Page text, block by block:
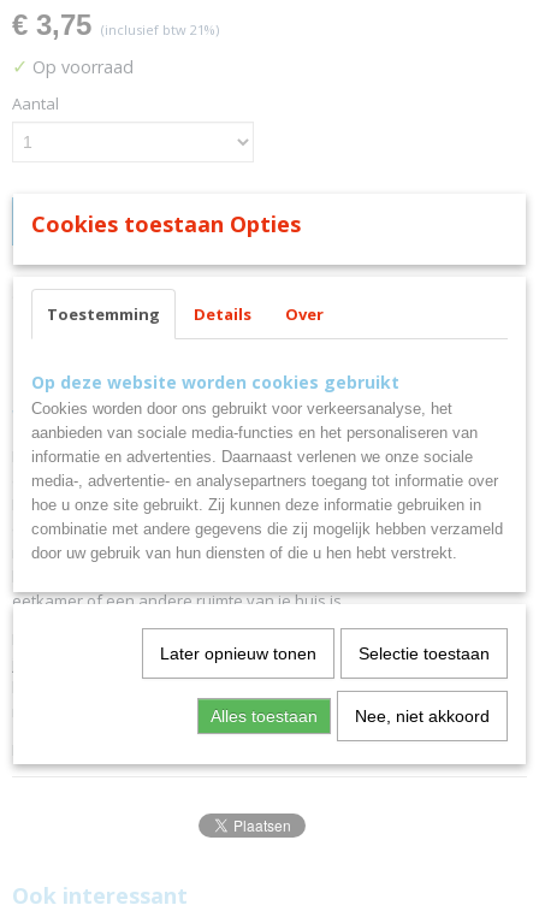
€ 3,75 (inclusief btw 21%)
✓ Op voorraad
Aantal
IN WINKELWAGEN
Omschrijving
veilig op te bergen Alsac 1134
Met een capaciteit voor 3 flessen kun je met dit flessenrek je favoriete
drankjes op een elegante manier organiseren en presenteren.
Dit flessenrek is gemaakt van hout en is niet alleen stevig en
duurzaam, maar geeft ook een natuurlijke en warme tint aan je
ruimte. Dankzij het compacte en functionele ontwerp kun je de
eetkamer of een andere ruimte van je huis is.
je bedrijf te promoten. Geniet van het gemak om je flessen binnen
handbereik te hebben en tegelijkertijd een decoratief tintje aan je
Ook interessant
Cookies toestaan Opties
Toestemming Details Over
Op deze website worden cookies gebruikt
Cookies worden door ons gebruikt voor verkeersanalyse, het
aanbieden van sociale media-functies en het personaliseren van
informatie en advertenties. Daarnaast verlenen we onze sociale
media-, advertentie- en analysepartners toegang tot informatie over
hoe u onze site gebruikt. Zij kunnen deze informatie gebruiken in
combinatie met andere gegevens die zij mogelijk hebben verzameld
door uw gebruik van hun diensten of die u hen hebt verstrekt.
Later opnieuw tonen Selectie toestaan
Alles toestaan Nee, niet akkoord